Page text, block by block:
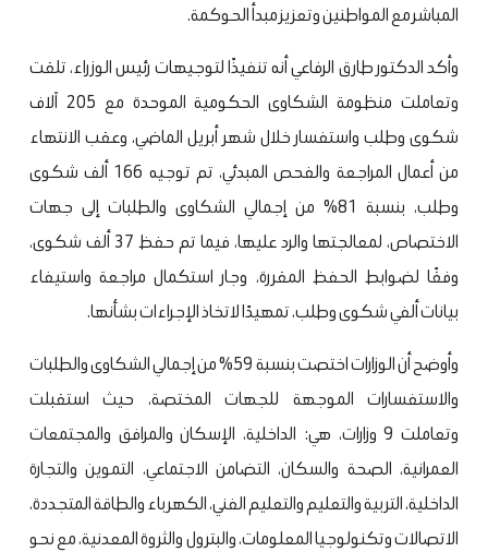
المباشر مع المواطنين وتعزيز مبدأ الحوكمة.
وأكد الدكتور طارق الرفاعي أنه تنفيذًا لتوجيهات رئيس الوزراء، تلقت
وتعاملت منظومة الشكاوى الحكومية الموحدة مع 205 آلاف
شكوى وطلب واستفسار خلال شهر أبريل الماضي، وعقب الانتهاء
من أعمال المراجعة والفحص المبدئي، تم توجيه 166 ألف شكوى
وطلب، بنسبة 81% من إجمالي الشكاوى والطلبات إلى جهات
الاختصاص، لمعالجتها والرد عليها، فيما تم حفظ 37 ألف شكوى،
وفقًا لضوابط الحفظ المقررة، وجار استكمال مراجعة واستيفاء
بيانات ألفي شكوى وطلب، تمهيدًا لاتخاذ الإجراءات بشأنها.
وأوضح أن الوزارات اختصت بنسبة 59% من إجمالي الشكاوى والطلبات
والاستفسارات الموجهة للجهات المختصة، حيث استقبلت
وتعاملت 9 وزارات، هي: الداخلية، الإسكان والمرافق والمجتمعات
العمرانية، الصحة والسكان، التضامن الاجتماعي، التموين والتجارة
الداخلية، التربية والتعليم والتعليم الفني، الكهرباء والطاقة المتجددة،
الاتصالات وتكنولوجيا المعلومات، والبترول والثروة المعدنية، مع نحو